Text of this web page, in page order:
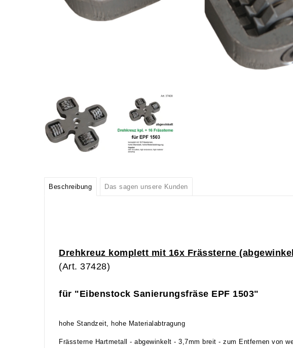
Beschreibung Das sagen unsere Kunden
Drehkreuz komplett mit 16x Frässterne
(Art. 37428)
für "Eibenstock Sanierungsfräse EPF 1503"
hohe Standzeit, hohe Materialabtragung
Frässterne Hartmetall - abgewinkelt - 3,7mm breit - zum Entfernen von